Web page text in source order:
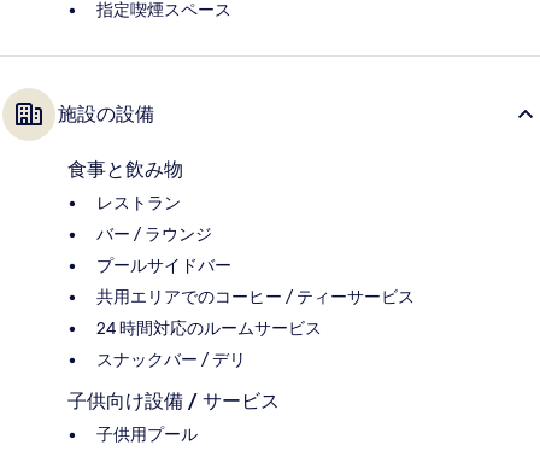
指定喫煙スペース
施設の設備
食事と飲み物
レストラン
バー / ラウンジ
プールサイドバー
共用エリアでのコーヒー / ティーサービス
24 時間対応のルームサービス
スナックバー / デリ
子供向け設備 / サービス
子供用プール